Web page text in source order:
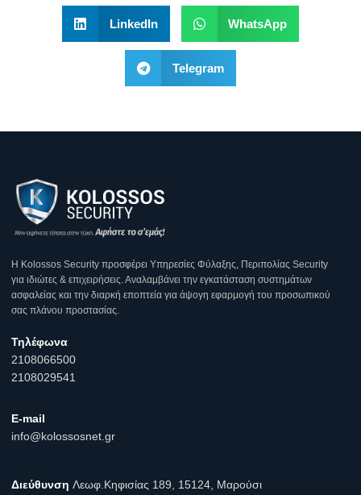
LinkedIn WhatsApp
Telegram
Η Κοlossos Security προσφέρει Υπηρεσίες Φύλαξης, Περιπολίας Security
για ιδιώτες & επιχειρήσεις. Αναλαμβάνει την εγκατάσταση συστημάτων
ασφαλείας και την διαρκή εποπτεία για άψογη εφαρμογή του προσωπικού
σας πλάνου προστασίας.
Τηλέφωνα
2108066500
2108029541
E-mail
info@kolossosnet.gr
Διεύθυνση Λεωφ.Κηφισίας 189, 15124, Μαρούσι